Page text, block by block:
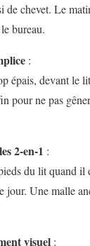
de chevet. Le
bureau.
:
épais, devant le
pour ne pas
2-en-1 :
du lit quand il
jour. Une malle
visuel :